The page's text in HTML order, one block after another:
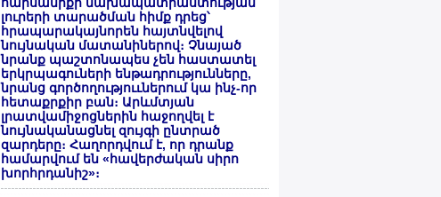
լուրերի տարածման հիմք դրեց՝
հրապարակայնորեն հայտնվելով
նույնական մատանիներով։ Չնայած
նրանք պաշտոնապես չեն հաստատել
երկրպագուների ենթադրությունները,
նրանց գործողություւներում կա ինչ-որ
հետաքրքիր բան։ Արևմտյան
լրատվամիջոցներին հաջողվել է
նույնականացնել զույգի ընտրած
զարդերը։ Հաղորդվում է, որ դրանք
համարվում են «հավերժական սիրո
խորհրդանիշ»։